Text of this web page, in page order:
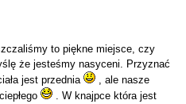
to piękne miejsce, czy
że jesteśmy nasyceni. Przyznać
jest przednia
, ale nasze
. W knajpce która jest